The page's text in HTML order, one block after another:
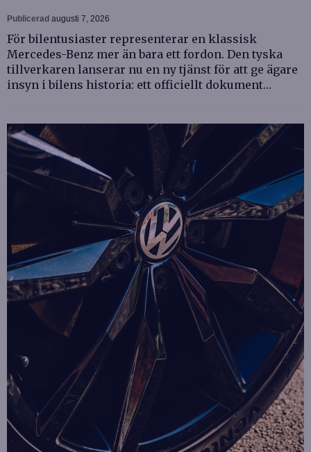
Publicerad augusti 7, 2026
För bilentusiaster representerar en klassisk
Mercedes-Benz mer än bara ett fordon. Den tyska
tillverkaren lanserar nu en ny tjänst för att ge ägare
insyn i bilens historia: ett officiellt dokument…